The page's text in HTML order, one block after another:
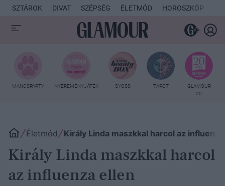
SZTÁROK DIVAT SZÉPSÉG ÉLETMÓD HOROSZKÓP
MANCSPARTY NYEREMÉNYJÁTÉK SYOSS TAROT
GLAMOUR
20
Életmód Király Linda maszkkal harcol az
Király Linda maszkkal harcol
az influenza ellen